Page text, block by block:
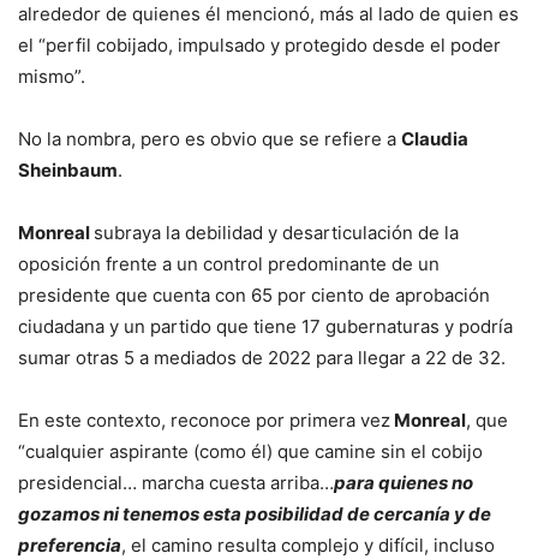
alrededor de quienes él mencionó, más al lado de quien es
el “perfil cobijado, impulsado y protegido desde el poder
mismo”.
No la nombra, pero es obvio que se refiere a Claudia
Sheinbaum.
Monreal subraya la debilidad y desarticulación de la
oposición frente a un control predominante de un
presidente que cuenta con 65 por ciento de aprobación
ciudadana y un partido que tiene 17 gubernaturas y podría
sumar otras 5 a mediados de 2022 para llegar a 22 de 32.
En este contexto, reconoce por primera vez Monreal, que
“cualquier aspirante (como él) que camine sin el cobijo
presidencial… marcha cuesta arriba…para quienes no
gozamos ni tenemos esta posibilidad de cercanía y de
preferencia, el camino resulta complejo y difícil, incluso